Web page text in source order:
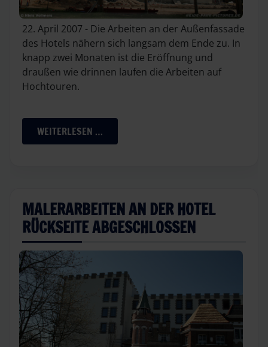
22. April 2007 - Die Arbeiten an der Außenfassade
des Hotels nähern sich langsam dem Ende zu. In
knapp zwei Monaten ist die Eröffnung und
draußen wie drinnen laufen die Arbeiten auf
Hochtouren.
WEITERLESEN …
MALERARBEITEN AN DER HOTEL
RÜCKSEITE ABGESCHLOSSEN